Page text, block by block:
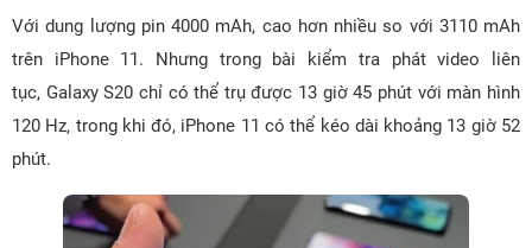
Với dung lượng pin 4000 mAh, cao hơn nhiều so với 3110 mAh
trên iPhone 11. Nhưng trong bài kiểm tra phát video liên
tục, Galaxy S20 chỉ có thể trụ được 13 giờ 45 phút với màn hình
120 Hz, trong khi đó, iPhone 11 có thể kéo dài khoảng 13 giờ 52
phút.